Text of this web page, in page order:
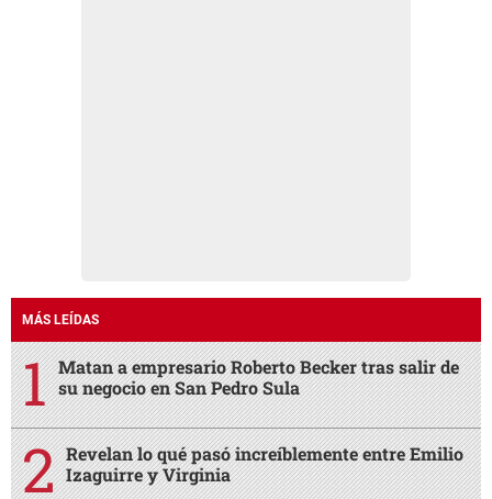
MÁS LEÍDAS
Matan a empresario Roberto Becker tras salir de
su negocio en San Pedro Sula
Revelan lo qué pasó increíblemente entre Emilio
Izaguirre y Virginia